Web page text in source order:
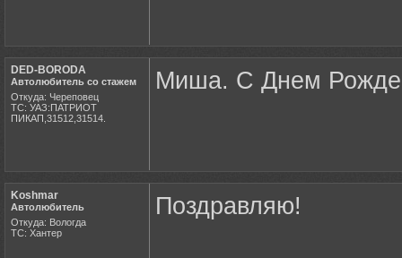
DED-BORODA
Автолюбитель со стажем
Откуда: Череповец
ТС: УАЗ:ПАТРИОТ
ПИКАП,31512,31514.
Миша. С Днем
Koshmar
Автолюбитель
Откуда: Вологда
ТС: Хантер
Поздравляю!